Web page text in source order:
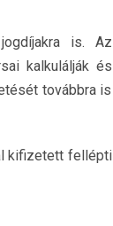
is. Az
kalkulálják és
továbbra is
kifizetett fellépti